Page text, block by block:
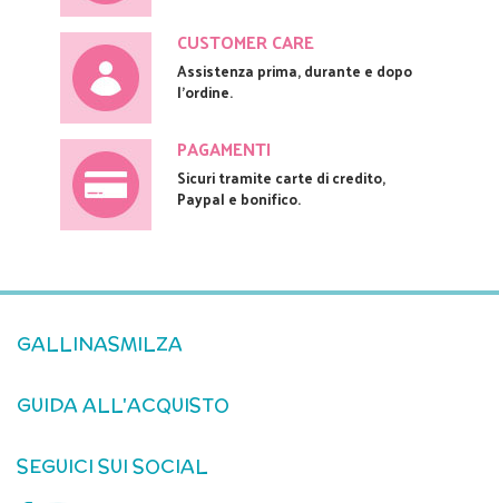
CUSTOMER CARE
Assistenza prima, durante e dopo
l'ordine.
PAGAMENTI
Sicuri tramite carte di credito,
Paypal e bonifico.
GALLINASMILZA
GUIDA ALL'ACQUISTO
SEGUICI SUI SOCIAL